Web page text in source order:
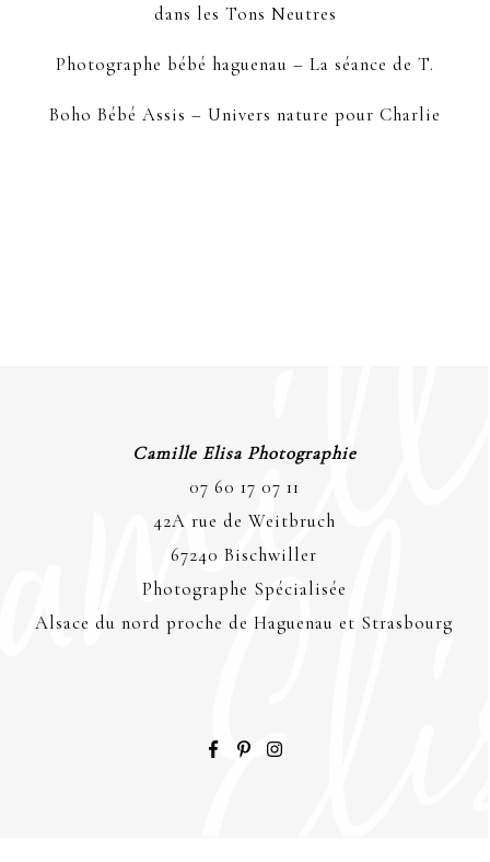
dans les Tons Neutres
Photographe bébé haguenau – La séance de T.
Boho Bébé Assis – Univers nature pour Charlie
Camille Elisa Photographie
07 60 17 07 11
42A rue de Weitbruch
67240 Bischwiller
Photographe Spécialisée
Alsace du nord proche de Haguenau et Strasbourg